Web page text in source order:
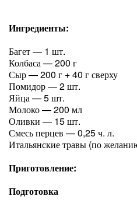
Ингредиенты:
Багет — 1 шт.
Колбаса — 200 г
Сыр — 200 г + 40 г сверху
Помидор — 2 шт.
Яйца — 5 шт.
Молоко — 200 мл
Оливки — 15 шт.
Смесь перцев — 0,25 ч. л.
Итальянские травы (по
Приготовление:
Подготовка